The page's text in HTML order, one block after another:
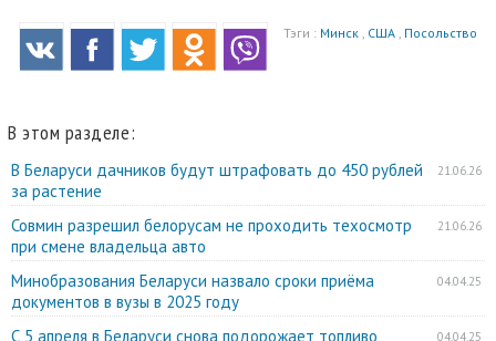
Тэги : Минск , США , Посольство
В этом разделе:
21.06.26
В Беларуси дачников будут штрафовать до 450 рублей
за растение
21.06.26
Совмин разрешил белорусам не проходить техосмотр
при смене владельца авто
04.04.25
Минобразования Беларуси назвало сроки приёма
документов в вузы в 2025 году
04.04.25
С 5 апреля в Беларуси снова подорожает топливо